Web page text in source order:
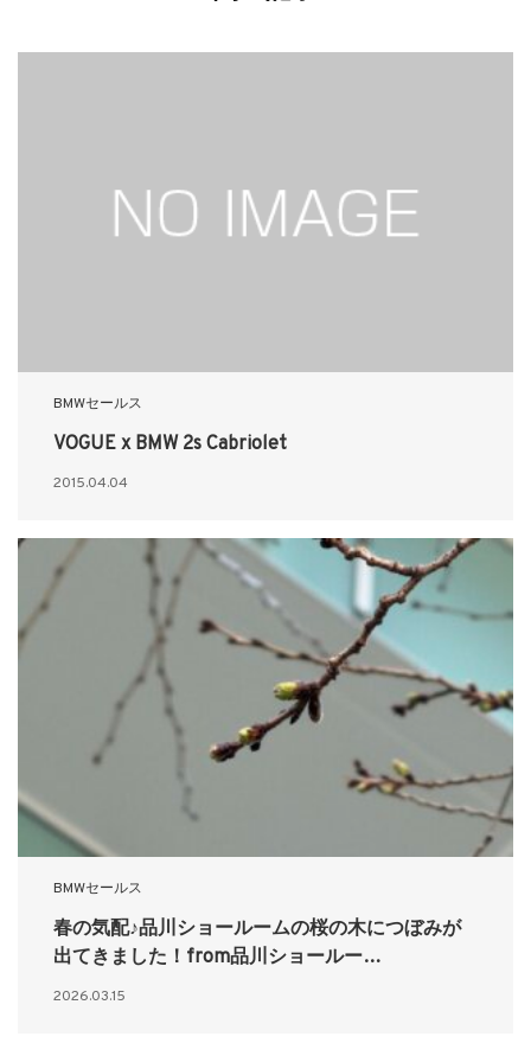
BMWセールス
VOGUE x BMW 2s Cabriolet
2015.04.04
BMWセールス
春の気配♪品川ショールームの桜の木につぼみが
出てきました！from品川ショールー…
2026.03.15